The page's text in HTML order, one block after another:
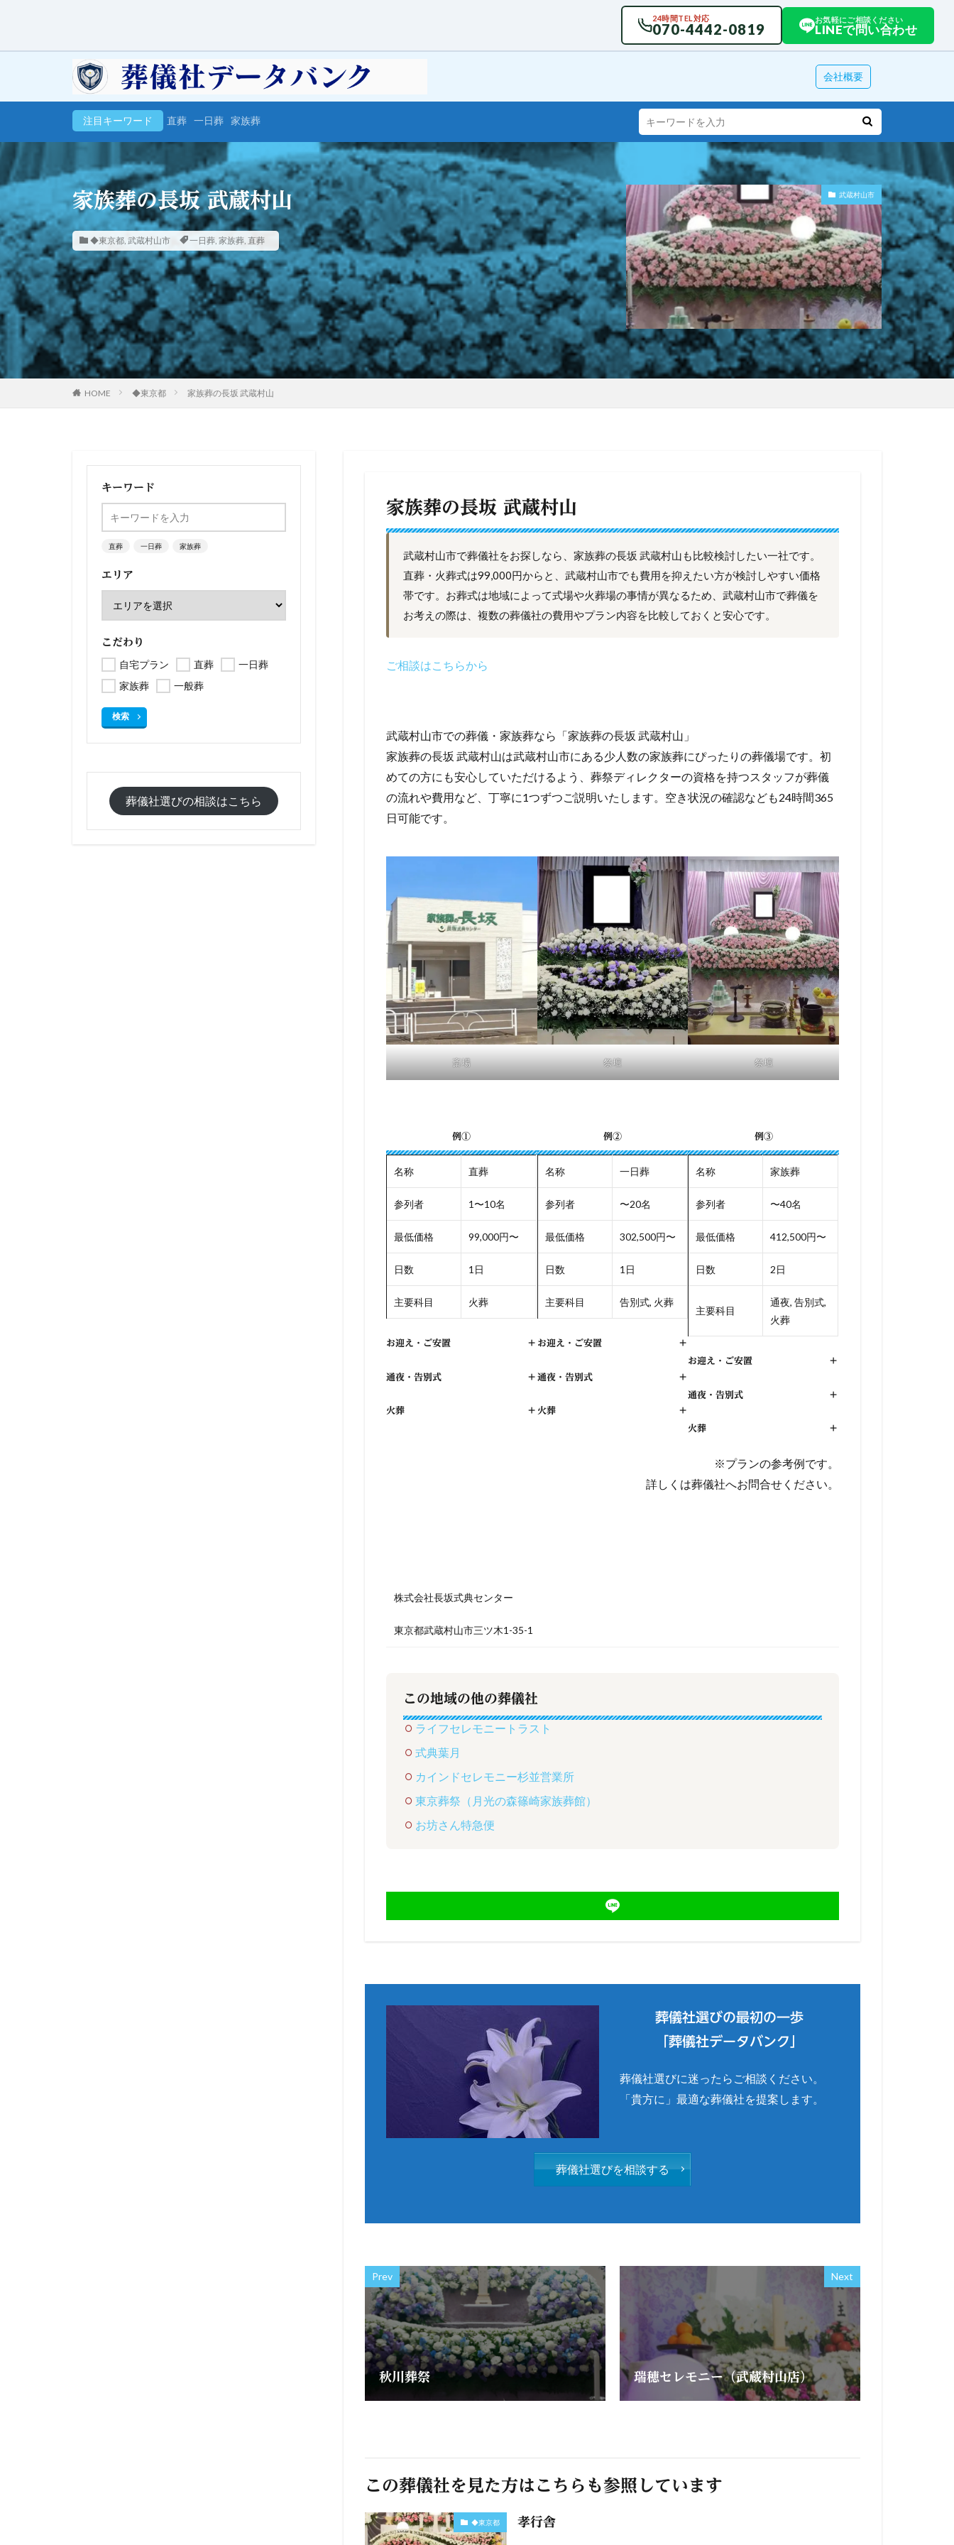
24時間TEL対応
070-4442-0819
お気軽にご相談ください
LINEで問い合わせ
会社概要
注目キーワード 直葬 一日葬 家族葬
家族葬の長坂 武蔵村山
◆東京都, 武蔵村山市 一日葬, 家族葬, 直葬
武蔵村山市
HOME ◆東京都 家族葬の長坂 武蔵村山
家族葬の長坂 武蔵村山
武蔵村山市で葬儀社をお探しなら、家族葬の長坂 武蔵村山も比較検討したい一社です。
直葬・火葬式は99,000円からと、武蔵村山市でも費用を抑えたい方が検討しやすい価格
帯です。お葬式は地域によって式場や火葬場の事情が異なるため、武蔵村山市で葬儀を
お考えの際は、複数の葬儀社の費用やプラン内容を比較しておくと安心です。
ご相談はこちらから
武蔵村山市での葬儀・家族葬なら「家族葬の長坂 武蔵村山」
家族葬の長坂 武蔵村山は武蔵村山市にある少人数の家族葬にぴったりの葬儀場です。初
めての方にも安心していただけるよう、葬祭ディレクターの資格を持つスタッフが葬儀
の流れや費用など、丁寧に1つずつご説明いたします。空き状況の確認なども24時間365
日可能です。
斎場 祭壇 祭壇
例①
名称 直葬
参列者 1〜10名
最低価格 99,000円〜
日数 1日
主要科目 火葬
お迎え・ご安置 +
通夜・告別式 +
火葬 +
例②
名称 一日葬
参列者 〜20名
最低価格 302,500円〜
日数 1日
主要科目 告別式, 火葬
お迎え・ご安置 +
通夜・告別式 +
火葬 +
例③
名称 家族葬
参列者 〜40名
最低価格 412,500円〜
日数 2日
主要科目
通夜, 告別式,
火葬
お迎え・ご安置 +
通夜・告別式 +
火葬 +
※プランの参考例です。
詳しくは葬儀社へお問合せください。
株式会社長坂式典センター
東京都武蔵村山市三ツ木1-35-1
この地域の他の葬儀社
ライフセレモニートラスト
式典葉月
カインドセレモニー杉並営業所
東京葬祭（月光の森篠崎家族葬館）
お坊さん特急便
葬儀社選びの最初の一歩
「葬儀社データバンク」
葬儀社選びに迷ったらご相談ください。
「貴方に」最適な葬儀社を提案します。
葬儀社選びを相談する
Prev
秋川葬祭
Next
瑞穂セレモニー（武蔵村山店）
この葬儀社を見た方はこちらも参照しています
◆東京都 孝行舎
キーワード
直葬 一日葬 家族葬
エリア
こだわり
自宅プラン 直葬
一日葬
家族葬
一般葬
検索
葬儀社選びの相談はこちら